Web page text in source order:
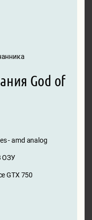
God of
- amd analog
ОЗУ
GTX 750